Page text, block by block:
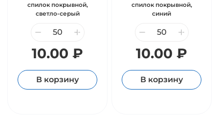
спилок покрывной,
светло-серый
10.00 ₽
В корзину
спилок покрывной,
синий
10.00 ₽
В корзину